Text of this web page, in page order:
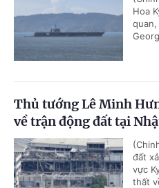
Hoa
Thủ tướng Lê Minh
về trận động đất tại
đất
vực
thất